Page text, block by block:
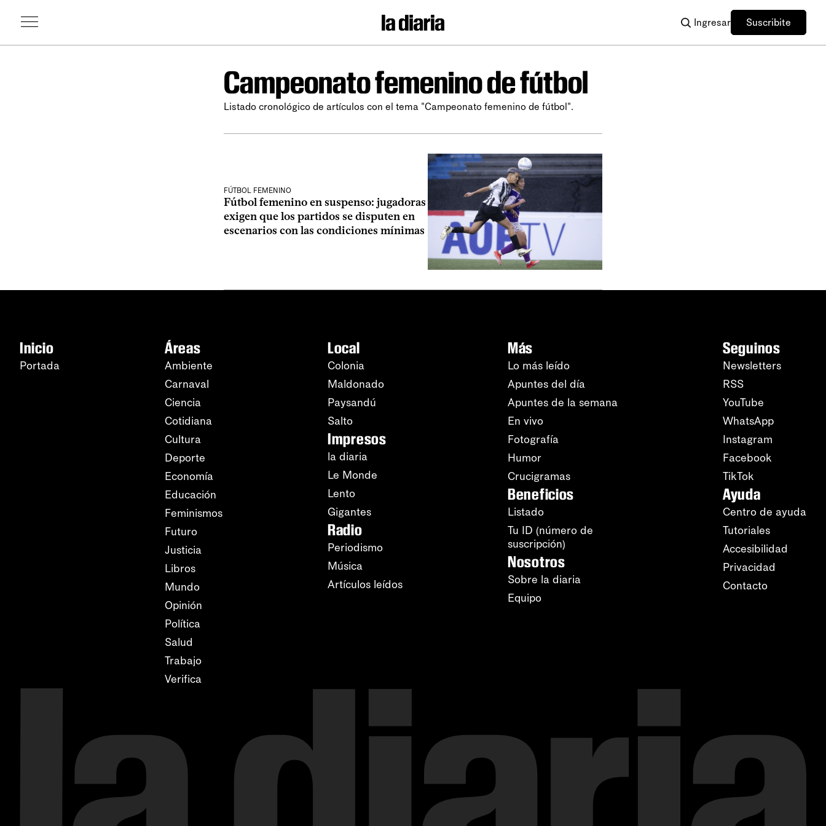
Ingresar Suscribite
Campeonato femenino de fútbol
Listado cronológico de artículos con el tema "Campeonato femenino de fútbol".
FÚTBOL FEMENINO
Fútbol femenino en suspenso: jugadoras
exigen que los partidos se disputen en
escenarios con las condiciones mínimas
Inicio
Portada
Áreas
Ambiente
Carnaval
Ciencia
Cotidiana
Cultura
Deporte
Economía
Educación
Feminismos
Futuro
Justicia
Libros
Mundo
Opinión
Política
Salud
Trabajo
Verifica
Local
Colonia
Maldonado
Paysandú
Salto
Impresos
la diaria
Le Monde
Lento
Gigantes
Radio
Periodismo
Música
Artículos leídos
Más
Lo más leído
Apuntes del día
Apuntes de la semana
En vivo
Fotografía
Humor
Crucigramas
Beneficios
Listado
Tu ID (número de
suscripción)
Nosotros
Sobre la diaria
Equipo
Seguinos
Newsletters
RSS
YouTube
WhatsApp
Instagram
Facebook
TikTok
Ayuda
Centro de ayuda
Tutoriales
Accesibilidad
Privacidad
Contacto